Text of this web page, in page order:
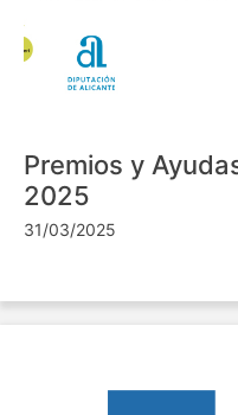
Premios y
2025
31/03/2025